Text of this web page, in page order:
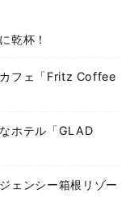
乾杯！
カフェ「Fritz Coffee
ホテル「GLAD
ェンシー箱根リゾー